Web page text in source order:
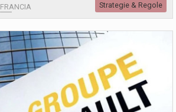
FRANCIA Strategie & Regole